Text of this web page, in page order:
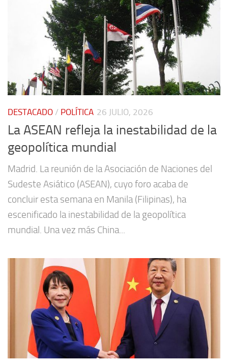
DESTACADO / POLÍTICA 26 JULIO, 2026
La ASEAN refleja la inestabilidad de la
geopolítica mundial
Madrid. La reunión de la Asociación de Naciones del
Sudeste Asiático (ASEAN), cuyo foro acaba de
concluir esta semana en Manila (Filipinas), ha
escenificado la inestabilidad de la geopolítica
mundial. Una vez más China...